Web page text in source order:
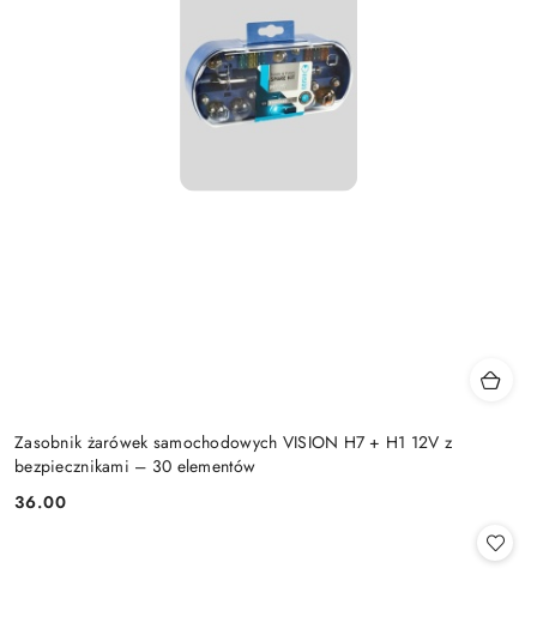
Zasobnik żarówek samochodowych VISION H7 + H1 12V z
bezpiecznikami – 30 elementów
Cena:
36.00